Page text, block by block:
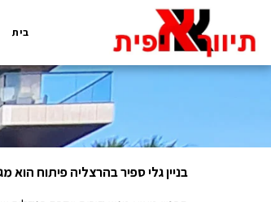
בית
בניין גלי ספיר בהרצליה פיתוח הוא